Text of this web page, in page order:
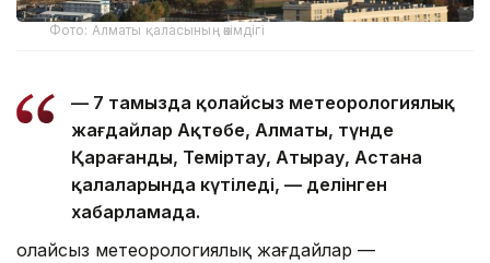
Фото: Алматы қаласының әкімдігі
— 7 тамызда қолайсыз метеорологиялық
жағдайлар Ақтөбе, Алматы, түнде
Қарағанды, Теміртау, Атырау, Астана
қалаларында күтіледі, — делінген
хабарламада.
Қолайсыз метеорологиялық жағдайлар —